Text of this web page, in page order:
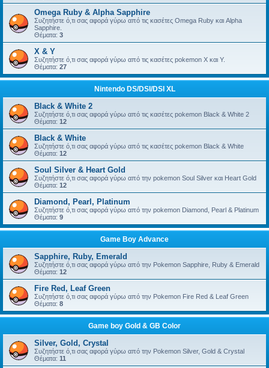
Omega Ruby & Alpha Sapphire
Συζητήστε ό,τι σας αφορά γύρω από τις κασέτες Omega Ruby και Alpha
Sapphire.
Θέματα: 3
X & Y
Συζητήστε ό,τι σας αφορά γύρω από τις κασέτες pokemon X και Y.
Θέματα: 27
Nintendo DS/DSI/DSI XL
Black & White 2
Συζητήστε ό,τι σας αφορά γύρω από τις κασέτες pokemon Black & White 2
Θέματα: 12
Black & White
Συζητήστε ό,τι σας αφορά γύρω από τις κασέτες pokemon Black & White
Θέματα: 12
Soul Silver & Heart Gold
Συζητήστε ό,τι σας αφορά γύρω από την pokemon Soul Silver και Heart Gold
Θέματα: 12
Diamond, Pearl, Platinum
Συζητήστε ό,τι σας αφορά γύρω από την pokemon Diamond, Pearl & Platinum
Θέματα: 9
Game Boy Advance
Sapphire, Ruby, Emerald
Συζητήστε ό,τι σας αφορά γύρω από την Pokemon Sapphire, Ruby & Emerald
Θέματα: 12
Fire Red, Leaf Green
Συζητήστε ό,τι σας αφορά γύρω από την Pokemon Fire Red & Leaf Green
Θέματα: 8
Game boy Gold & GB Color
Silver, Gold, Crystal
Συζητήστε ό,τι σας αφορά γύρω από την Pokemon Silver, Gold & Crystal
Θέματα: 11